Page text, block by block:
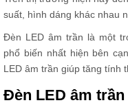
suất, hình dáng khác nhau
Đèn LED âm trần là một
phổ biến nhất hiện bên
LED âm trần giúp tăng tính
Đèn LED âm